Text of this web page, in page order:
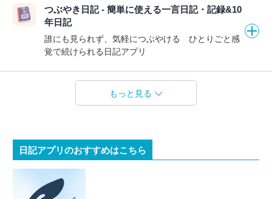
つぶやき日記 - 簡単に使える一言日記・記録&10
年日記
誰にも見られず、気軽につぶやける ひとりごと感
覚で続けられる日記アプリ
もっと見る
日記アプリのおすすめはこちら